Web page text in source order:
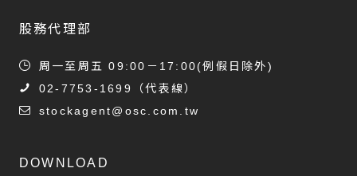
股務代理部
周一至周五 09:00－17:00(例假日除外)
02-7753-1699
（代表線）
stockagent@osc.com.tw
DOWNLOAD